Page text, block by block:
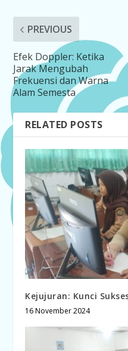
PREVIOUS
Efek Doppler: Ketika
Jarak Mengubah
Frekuensi dan Warna
Alam Semesta
RELATED POSTS
Kejujuran: Kunci
16 November 2024